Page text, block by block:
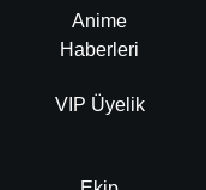
Anime
Haberleri
VIP Üyelik